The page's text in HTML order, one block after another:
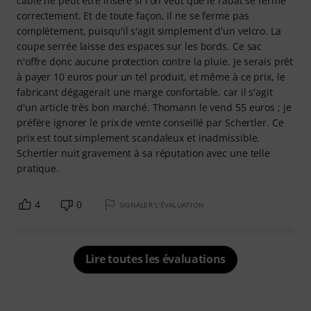
correctement. Et de toute façon, il ne se ferme pas
complètement, puisqu'il s'agit simplement d'un velcro. La
coupe serrée laisse des espaces sur les bords. Ce sac
n'offre donc aucune protection contre la pluie. Je serais prêt
à payer 10 euros pour un tel produit, et même à ce prix, le
fabricant dégagerait une marge confortable, car il s'agit
d'un article très bon marché. Thomann le vend 55 euros ; je
préfère ignorer le prix de vente conseillé par Schertler. Ce
prix est tout simplement scandaleux et inadmissible.
Schertler nuit gravement à sa réputation avec une telle
pratique.
4 0 SIGNALER L'ÉVALUATION
Lire toutes les évaluations